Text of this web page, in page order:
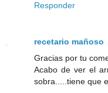
Responder
recetario mañoso
Gracias por tu
Acabo de ver el
sobra.....tiene que